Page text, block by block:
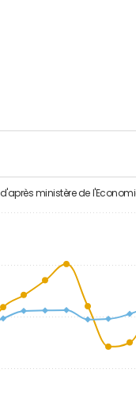
ministère de